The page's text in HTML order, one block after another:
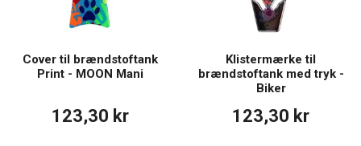
Cover til brændstoftank
Print - MOON Mani
123,30 kr
Klistermærke til
brændstoftank med tryk -
Biker
123,30 kr